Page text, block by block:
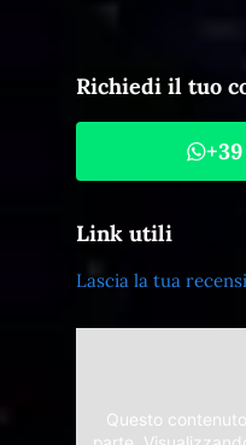
Richiedi il tuo
+39
Link utili
Lascia la tua
Questo